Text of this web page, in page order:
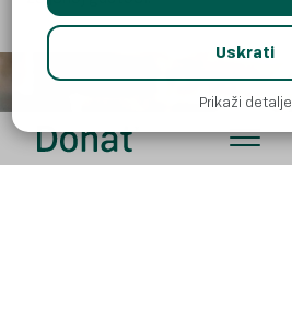
Uskrati
Prikaži detalje